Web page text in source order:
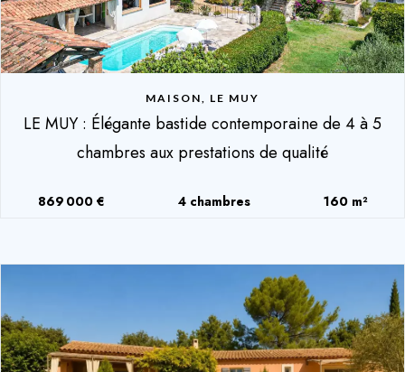
MAISON, LE MUY
LE MUY : Élégante bastide contemporaine de 4 à 5
chambres aux prestations de qualité
869 000 € 4 chambres 160 m²